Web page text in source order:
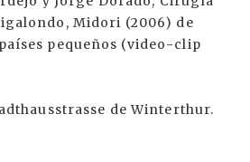
Midori (2006) de
pequeños (video-clip
de Winterthur.